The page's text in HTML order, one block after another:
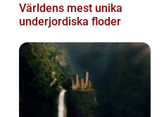
Världens mest unika
underjordiska floder